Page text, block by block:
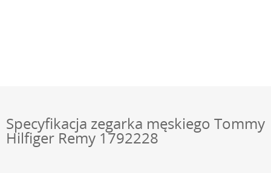
Specyfikacja zegarka męskiego Tommy
Hilfiger Remy 1792228